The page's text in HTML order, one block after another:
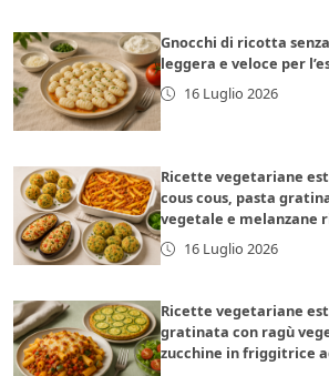
Gnocchi di ricotta
leggera e veloce per
16 Luglio 2026
Ricette vegetariane
cous cous, pasta
vegetale e melanzane
16 Luglio 2026
Ricette vegetariane
gratinata con ragù
zucchine in friggitrice